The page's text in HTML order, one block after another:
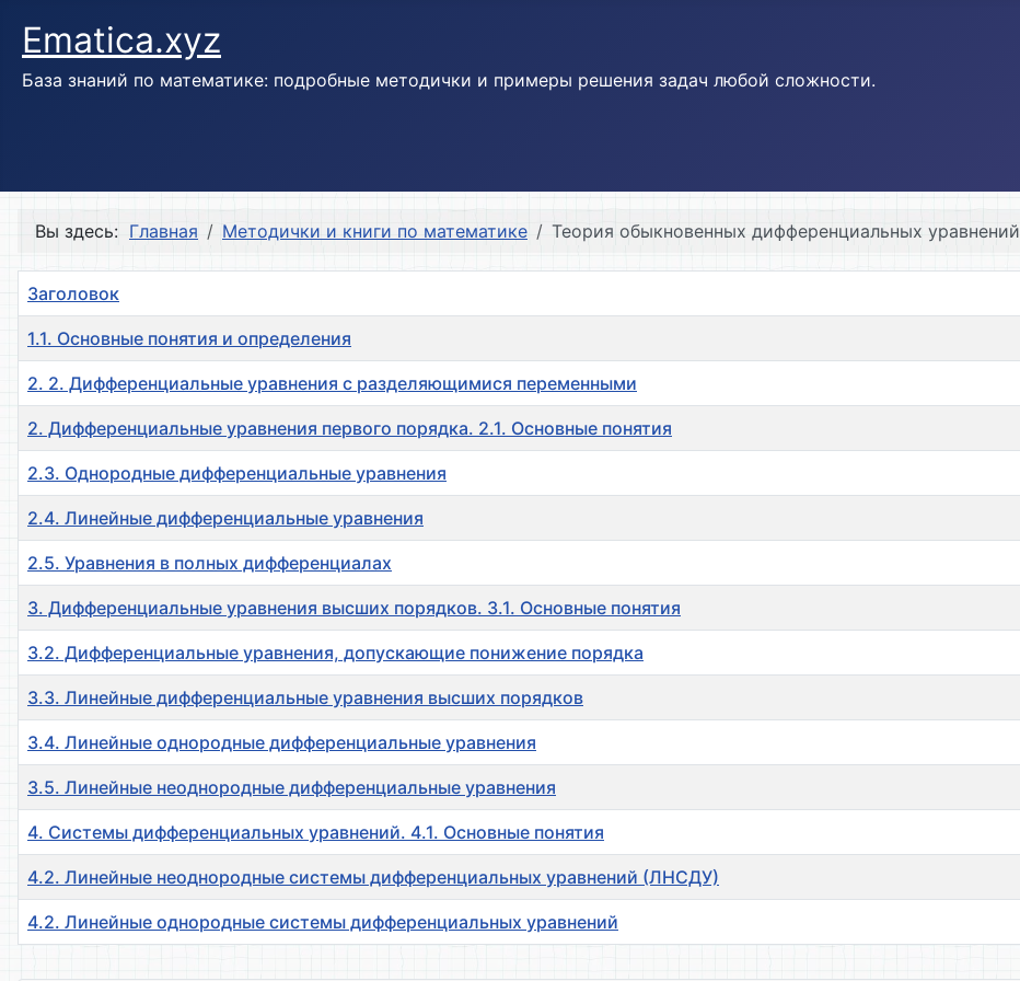
Ematica.xyz
База знаний по математике: подробные методички и примеры решения задач любой сложности.
Вы здесь: Главная Методички и книги по математике Теория обыкновенных дифференциальных уравнений
Заголовок
1.1. Основные понятия и определения
2. 2. Дифференциальные уравнения с разделяющимися переменными
2. Дифференциальные уравнения первого порядка. 2.1. Основные понятия
2.3. Однородные дифференциальные уравнения
2.4. Линейные дифференциальные уравнения
2.5. Уравнения в полных дифференциалах
3. Дифференциальные уравнения высших порядков. 3.1. Основные понятия
3.2. Дифференциальные уравнения, допускающие понижение порядка
3.3. Линейные дифференциальные уравнения высших порядков
3.4. Линейные однородные дифференциальные уравнения
3.5. Линейные неоднородные дифференциальные уравнения
4. Системы дифференциальных уравнений. 4.1. Основные понятия
4.2. Линейные неоднородные системы дифференциальных уравнений (ЛНСДУ)
4.2. Линейные однородные системы дифференциальных уравнений